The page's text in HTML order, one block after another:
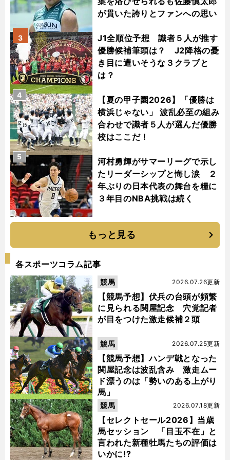
が貫いた誇りとファンへの思い
J1全順位予想 識者５人が推す
優勝候補筆頭は？ J2降格の憂
き目に遭いそうな３クラブと
は？
3
【夏の甲子園2026】「優勝は
横浜じゃない」 波乱必至の組み
合わせで識者５人が選んだ優勝
校はここだ！
4
河村勇輝がサマーリーグで示し
たリーダーシップと悔し涙 ２
年ぶりの日本代表の舞台を糧に
３年目のNBA挑戦は続く
5
もっと見る
各スポーツコラム記事
【競馬予想】伏兵の台頭が頻繁
に見られる関屋記念 穴党記者
が目をつけた激走候補２頭
2026.07.26更新
競馬
【競馬予想】ハンデ戦となった
関屋記念は波乱含み 激走ムー
ド漂うのは「勢いのある上がり
馬」
2026.07.25更新
競馬
【セレクトセール2026】当歳
馬セッション 「目玉不在」と
言われた新種牡馬たちの評価は
いかに!?
2026.07.18更新
競馬